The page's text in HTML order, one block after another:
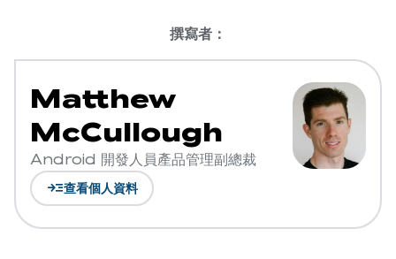
撰寫者：
Matthew
McCullough
Android 開發人員產品管理副總裁
read_more查看個人資料